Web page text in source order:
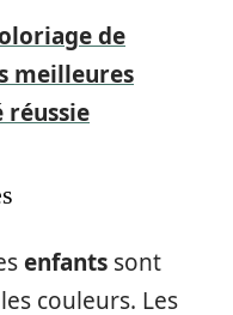
de
meilleures
réussie
enfants sont
couleurs. Les